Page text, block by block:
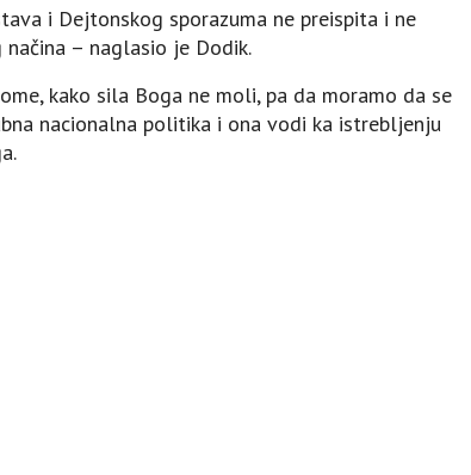
i Dejtonskog sporazuma ne preispita i ne
– naglasio je Dodik.
kako sila Boga ne moli, pa da moramo da se
nacionalna politika i ona vodi ka istrebljenju